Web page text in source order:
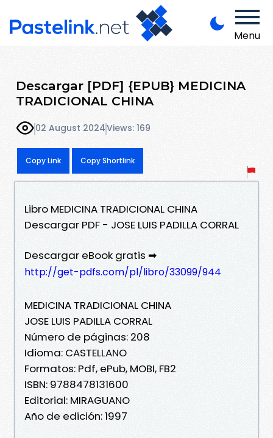
Menu
Descargar [PDF] {EPUB} MEDICINA
TRADICIONAL CHINA
02 August 2024Views: 169
Copy Link Copy Shortlink
Libro MEDICINA TRADICIONAL CHINA
Descargar PDF - JOSE LUIS PADILLA CORRAL
Descargar eBook gratis ➡
http://get-pdfs.com/pl/libro/33099/944
MEDICINA TRADICIONAL CHINA
JOSE LUIS PADILLA CORRAL
Número de páginas: 208
Idioma: CASTELLANO
Formatos: Pdf, ePub, MOBI, FB2
ISBN: 9788478131600
Editorial: MIRAGUANO
Año de edición: 1997